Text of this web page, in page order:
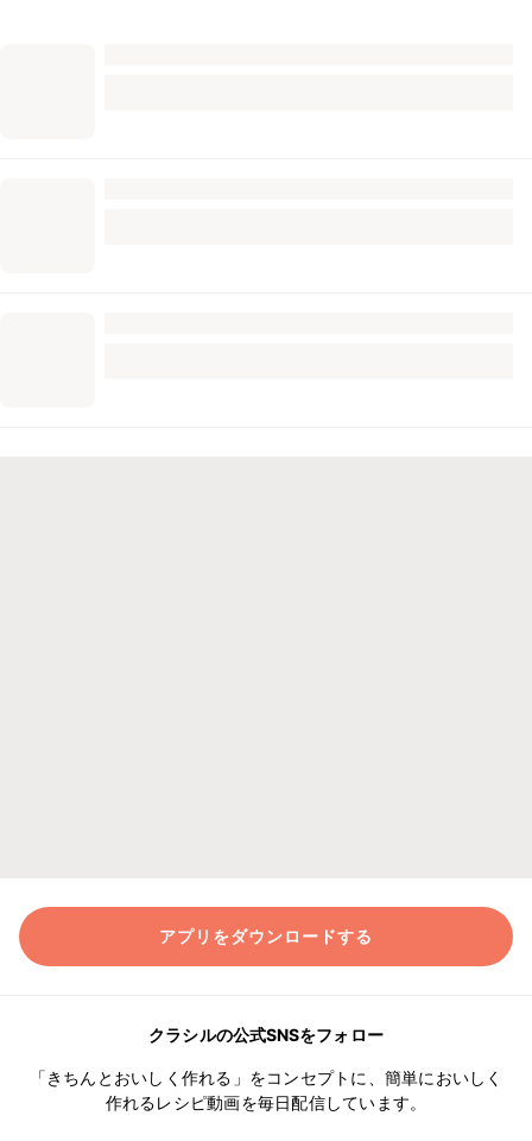
アプリをダウンロードする
クラシルの公式SNSをフォロー
「きちんとおいしく作れる」をコンセプトに、簡単においしく
作れるレシピ動画を毎日配信しています。